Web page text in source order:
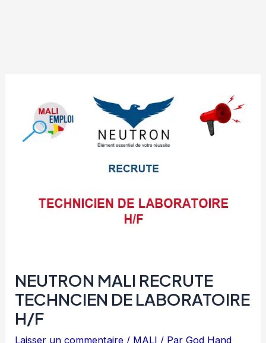
NEUTRON MALI RECRUTE
TECHNCIEN DE LABORATOIRE
H/F
Laisser un commentaire / MALI / ParGod Hand